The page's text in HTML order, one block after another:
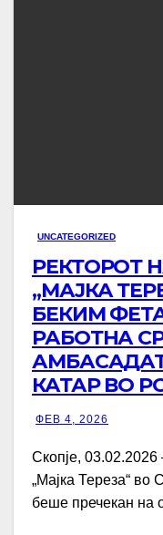
UNCATEGORIZED
РЕКТОРОТ
„МАЈКА
БЕКИМ
РАБОТНА
КАТАР ВО
ФЕВ 4, 2026
Скопје, 03.02.2026
„Мајка Тереза“ во
беше пречекан на